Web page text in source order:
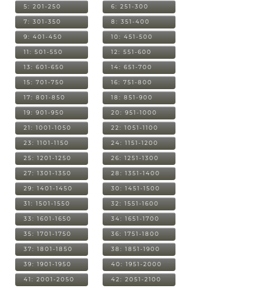
5: 201-250 6: 251-300
7: 301-350 8: 351-400
9: 401-450 10: 451-500
11: 501-550 12: 551-600
13: 601-650 14: 651-700
15: 701-750 16: 751-800
17: 801-850 18: 851-900
19: 901-950 20: 951-1000
21: 1001-1050 22: 1051-1100
23: 1101-1150 24: 1151-1200
25: 1201-1250 26: 1251-1300
27: 1301-1350 28: 1351-1400
29: 1401-1450 30: 1451-1500
31: 1501-1550 32: 1551-1600
33: 1601-1650 34: 1651-1700
35: 1701-1750 36: 1751-1800
37: 1801-1850 38: 1851-1900
39: 1901-1950 40: 1951-2000
41: 2001-2050 42: 2051-2100